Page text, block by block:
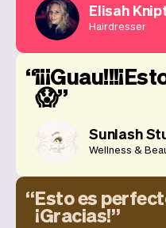
Elisah
Hairdresser
😱
Sunlash
Wellness &
Esto es
¡Gracias!